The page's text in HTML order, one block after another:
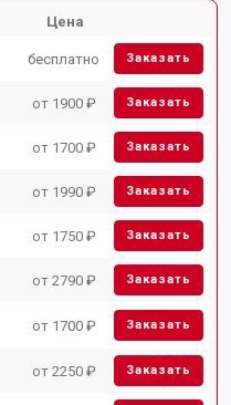
Цена
бесплатно Заказать
от 1900 ₽ Заказать
от 1700 ₽ Заказать
от 1990 ₽ Заказать
от 1750 ₽ Заказать
от 2790 ₽ Заказать
от 1700 ₽ Заказать
от 2250 ₽ Заказать